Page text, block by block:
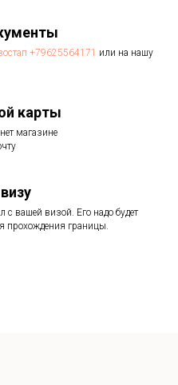
+79625564171 или на нашу
карты
магазине
вашей визой. Его надо будет
прохождения границы.